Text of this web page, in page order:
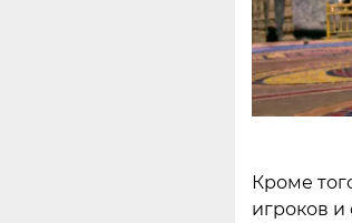
Кроме
игроков